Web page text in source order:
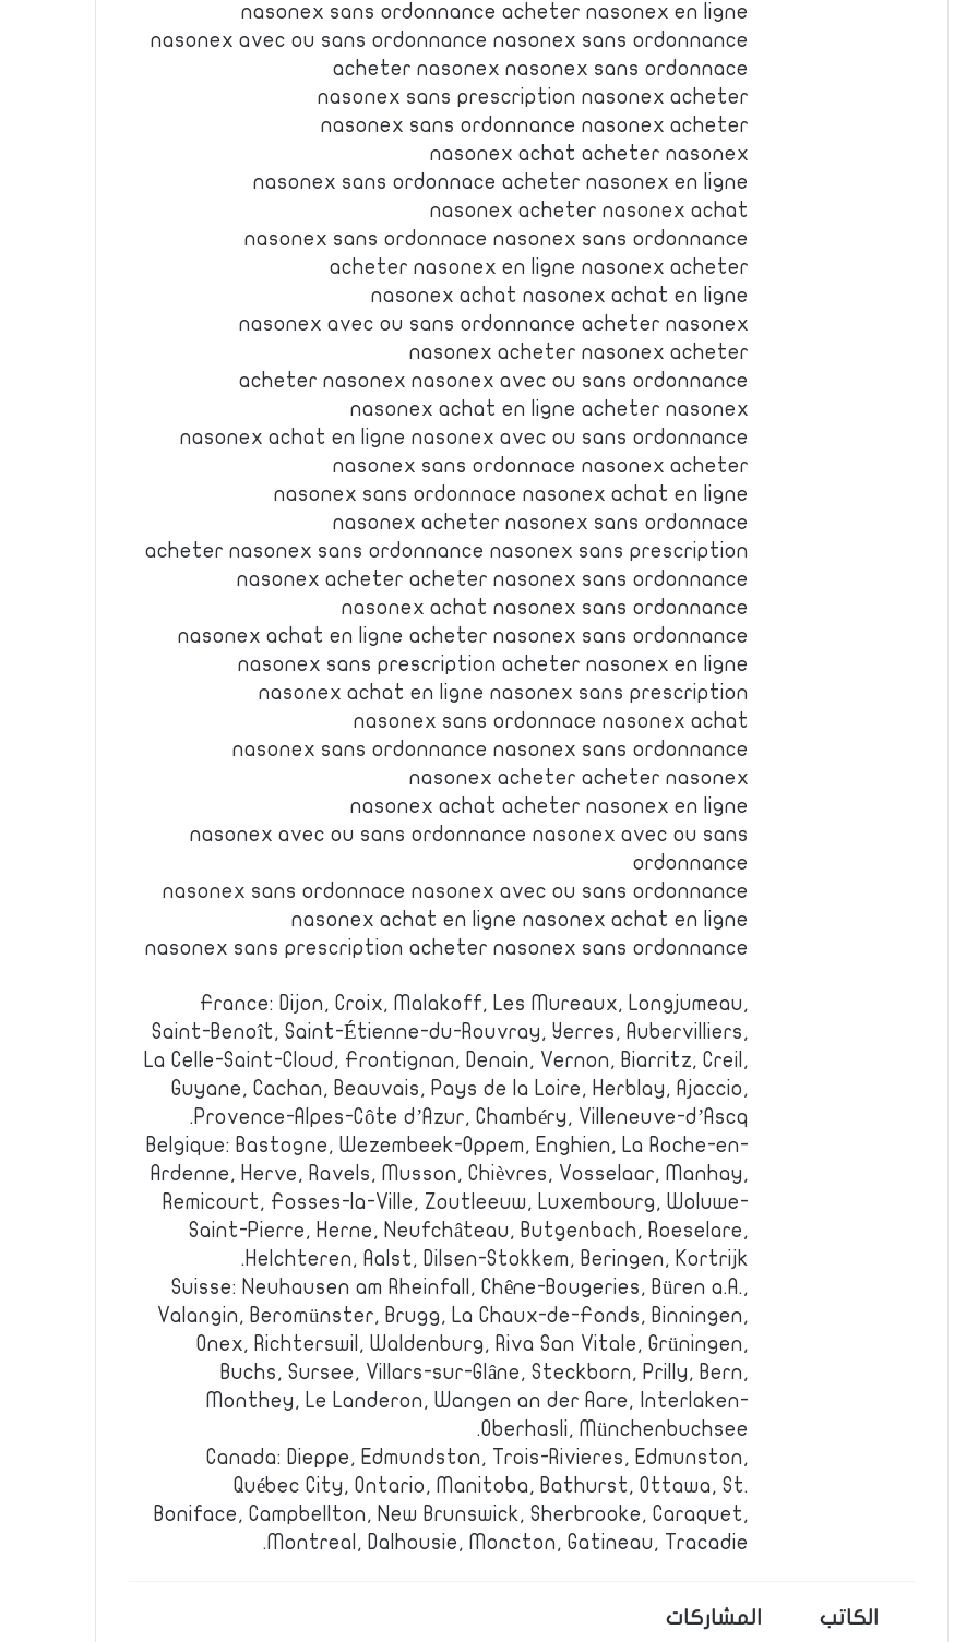
nasonex sans ordonnance acheter nasonex en ligne
nasonex avec ou sans ordonnance nasonex sans ordonnance
acheter nasonex nasonex sans ordonnace
nasonex sans prescription nasonex acheter
nasonex sans ordonnance nasonex acheter
nasonex achat acheter nasonex
nasonex sans ordonnace acheter nasonex en ligne
nasonex acheter nasonex achat
nasonex sans ordonnace nasonex sans ordonnance
acheter nasonex en ligne nasonex acheter
nasonex achat nasonex achat en ligne
nasonex avec ou sans ordonnance acheter nasonex
nasonex acheter nasonex acheter
acheter nasonex nasonex avec ou sans ordonnance
nasonex achat en ligne acheter nasonex
nasonex achat en ligne nasonex avec ou sans ordonnance
nasonex sans ordonnace nasonex acheter
nasonex sans ordonnace nasonex achat en ligne
nasonex acheter nasonex sans ordonnace
acheter nasonex sans ordonnance nasonex sans prescription
nasonex acheter acheter nasonex sans ordonnance
nasonex achat nasonex sans ordonnance
nasonex achat en ligne acheter nasonex sans ordonnance
nasonex sans prescription acheter nasonex en ligne
nasonex achat en ligne nasonex sans prescription
nasonex sans ordonnace nasonex achat
nasonex sans ordonnance nasonex sans ordonnance
nasonex acheter acheter nasonex
nasonex achat acheter nasonex en ligne
nasonex avec ou sans ordonnance nasonex avec ou sans
ordonnance
nasonex sans ordonnace nasonex avec ou sans ordonnance
nasonex achat en ligne nasonex achat en ligne
nasonex sans prescription acheter nasonex sans ordonnance
France: Dijon, Croix, Malakoff, Les Mureaux, Longjumeau,
Saint-Benoît, Saint-Étienne-du-Rouvray, Yerres, Aubervilliers,
La Celle-Saint-Cloud, Frontignan, Denain, Vernon, Biarritz, Creil,
Guyane, Cachan, Beauvais, Pays de la Loire, Herblay, Ajaccio,
Provence-Alpes-Côte d’Azur, Chambéry, Villeneuve-d’Ascq.
Belgique: Bastogne, Wezembeek-Oppem, Enghien, La Roche-en-
Ardenne, Herve, Ravels, Musson, Chièvres, Vosselaar, Manhay,
Remicourt, Fosses-la-Ville, Zoutleeuw, Luxembourg, Woluwe-
Saint-Pierre, Herne, Neufchâteau, Butgenbach, Roeselare,
Helchteren, Aalst, Dilsen-Stokkem, Beringen, Kortrijk.
Suisse: Neuhausen am Rheinfall, Chêne-Bougeries, Büren a.A.,
Valangin, Beromünster, Brugg, La Chaux-de-Fonds, Binningen,
Onex, Richterswil, Waldenburg, Riva San Vitale, Grüningen,
Buchs, Sursee, Villars-sur-Glâne, Steckborn, Prilly, Bern,
Monthey, Le Landeron, Wangen an der Aare, Interlaken-
Oberhasli, Münchenbuchsee.
Canada: Dieppe, Edmundston, Trois-Rivieres, Edmunston,
Québec City, Ontario, Manitoba, Bathurst, Ottawa, St.
Boniface, Campbellton, New Brunswick, Sherbrooke, Caraquet,
Montreal, Dalhousie, Moncton, Gatineau, Tracadie.
الكاتب المشاركات